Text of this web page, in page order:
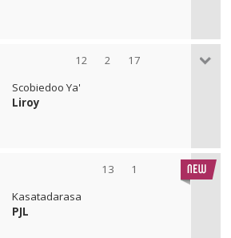
12 2 17
Scobiedoo Ya'
Liroy
13 1
Kasatadarasa
PJL